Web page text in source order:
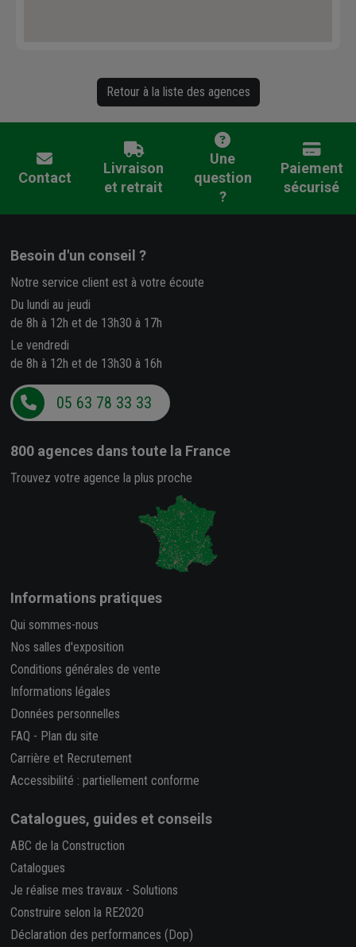
Retour à la liste des agences
Contact
Livraison
et retrait
Une
question
?
Paiement
sécurisé
Besoin d'un conseil ?
Notre service client est à votre écoute
Du lundi au jeudi
de 8h à 12h et de 13h30 à 17h
Le vendredi
de 8h à 12h et de 13h30 à 16h
05 63 78 33 33
800 agences dans toute la France
Trouvez votre agence la plus proche
Informations pratiques
Qui sommes-nous
Nos salles d'exposition
Conditions générales de vente
Informations légales
Données personnelles
FAQ - Plan du site
Carrière et Recrutement
Accessibilité : partiellement conforme
Catalogues, guides et conseils
ABC de la Construction
Catalogues
Je réalise mes travaux - Solutions
Construire selon la RE2020
Déclaration des performances (Dop)